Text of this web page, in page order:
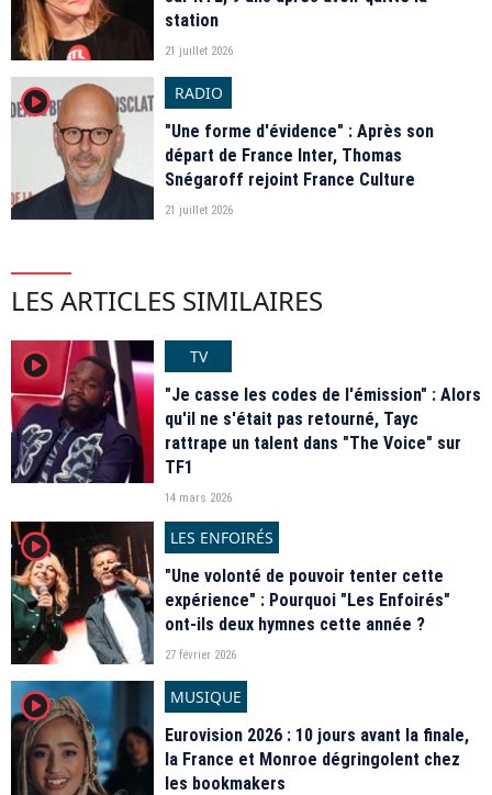
station
21 juillet 2026
player2
RADIO
"Une forme d'évidence" : Après son
départ de France Inter, Thomas
Snégaroff rejoint France Culture
21 juillet 2026
LES ARTICLES SIMILAIRES
player2
TV
"Je casse les codes de l'émission" : Alors
qu'il ne s'était pas retourné, Tayc
rattrape un talent dans "The Voice" sur
TF1
14 mars 2026
player2
LES ENFOIRÉS
"Une volonté de pouvoir tenter cette
expérience" : Pourquoi "Les Enfoirés"
ont-ils deux hymnes cette année ?
27 février 2026
player2
MUSIQUE
Eurovision 2026 : 10 jours avant la finale,
la France et Monroe dégringolent chez
les bookmakers